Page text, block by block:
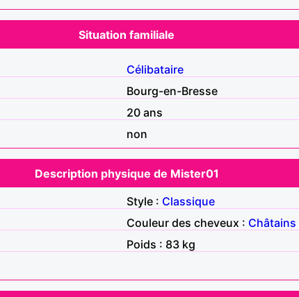
Situation familiale
Célibataire
Bourg-en-Bresse
20 ans
non
Description physique de Mister01
Style : Classique
Couleur des cheveux : Châtains
Poids : 83 kg